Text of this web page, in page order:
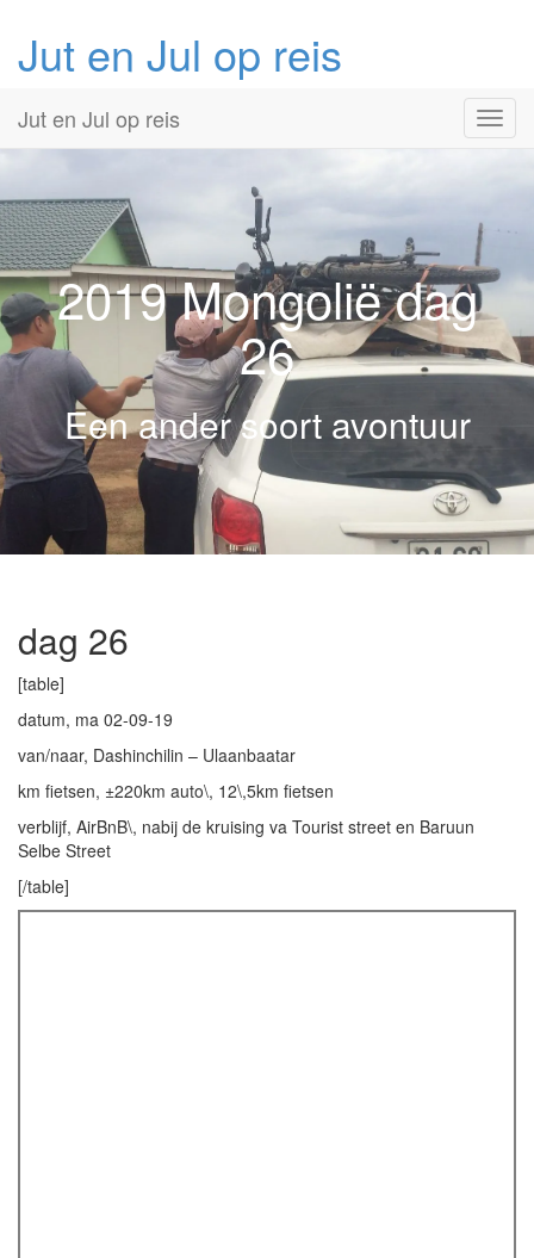
Jut en Jul op reis
Primary
Menu
content
Jut en Jul op reis
2019 Mongoliëdag
26
Een ander soort avontuur
dag 26
[table]
datum, ma 02-09-19
van/naar, Dashinchilin – Ulaanbaatar
km fietsen, ±220km auto\, 12\,5km fietsen
verblijf, AirBnB\, nabij de kruising va Tourist street en Baruun
Selbe Street
[/table]